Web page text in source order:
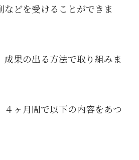
どを受けることができま
成果の出る方法で取り組みま
４ヶ月間で以下の内容をあつ